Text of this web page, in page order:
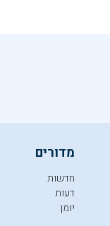
מדורים
חדשות
דעות
יומן